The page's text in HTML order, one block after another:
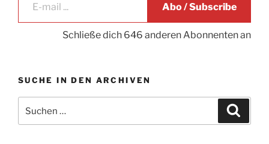
Abo / Subscribe
Schließe dich 646 anderen Abonnenten an
SUCHE IN DEN ARCHIVEN
nach: